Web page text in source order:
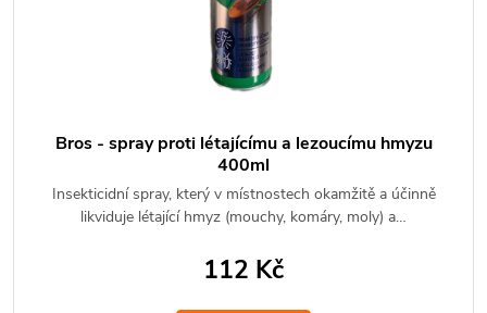
Bros - spray proti létajícímu a lezoucímu hmyzu
400ml
Insekticidní spray, který v místnostech okamžitě a účinně
likviduje létající hmyz (mouchy, komáry, moly) a…
112 Kč